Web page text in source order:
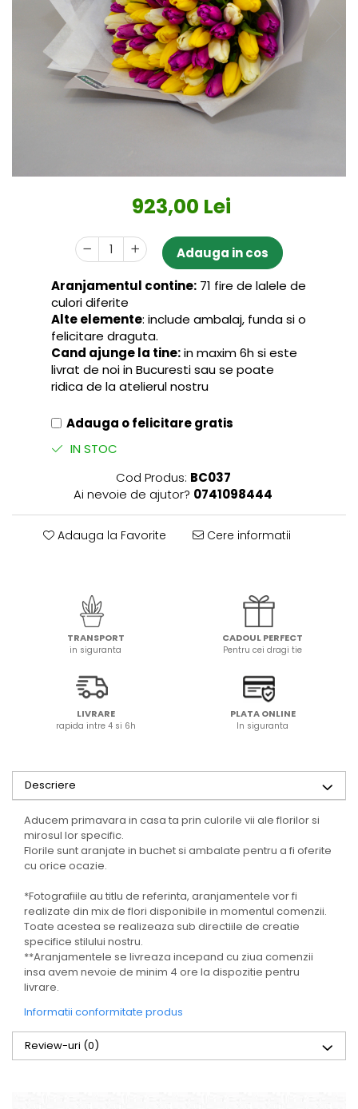
923,00 Lei
Adauga in cos
Aranjamentul contine: 71 fire de lalele de
culori diferite
Alte elemente: include ambalaj, funda si o
felicitare draguta.
Cand ajunge la tine:in maxim 6h si este
livrat de noi in Bucuresti sau se poate
ridica de la atelierul nostru
Adauga o felicitare gratis
IN STOC
Cod Produs: BC037
Ai nevoie de ajutor? 0741098444
Adauga la Favorite Cere informatii
TRANSPORT
in siguranta
CADOUL PERFECT
Pentru cei dragi tie
LIVRARE
rapida intre 4 si 6h
PLATA ONLINE
In siguranta
Descriere
Aducem primavara in casa ta prin culorile vii ale florilor si
mirosul lor specific.
Florile sunt aranjate in buchet si ambalate pentru a fi oferite
cu orice ocazie.
*Fotografiile au titlu de referinta, aranjamentele vor fi
realizate din mix de flori disponibile in momentul comenzii.
Toate acestea se realizeaza sub directiile de creatie
specifice stilului nostru.
**Aranjamentele se livreaza incepand cu ziua comenzii
insa avem nevoie de minim 4 ore la dispozitie pentru
livrare.
Informatii conformitate produs
Review-uri (0)